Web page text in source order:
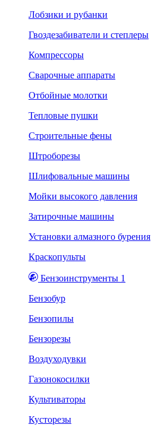
Лобзики и рубанки
Гвоздезабиватели и степлеры
Компрессоры
Сварочные аппараты
Отбойные молотки
Тепловые пушки
Строительные фены
Штроборезы
Шлифовальные машины
Мойки высокого давления
Затирочные машины
Установки алмазного бурения
Краскопульты
Бензоинструменты 1
Бензобур
Бензопилы
Бензорезы
Воздуходувки
Газонокосилки
Культиваторы
Кусторезы